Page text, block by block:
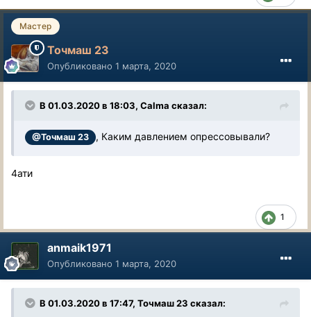
Мастер
Точмаш 23
Опубликовано 1 марта, 2020
В 01.03.2020 в 18:03, Calma сказал:
@Точмаш 23 , Каким давлением опрессовывали?
4ати
1
anmaik1971
Опубликовано 1 марта, 2020
В 01.03.2020 в 17:47, Точмаш 23 сказал: